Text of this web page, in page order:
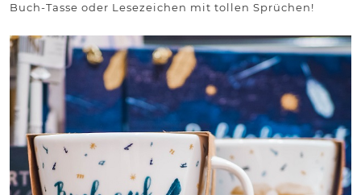
Buch-Tasse oder Lesezeichen mit tollen Sprüchen!